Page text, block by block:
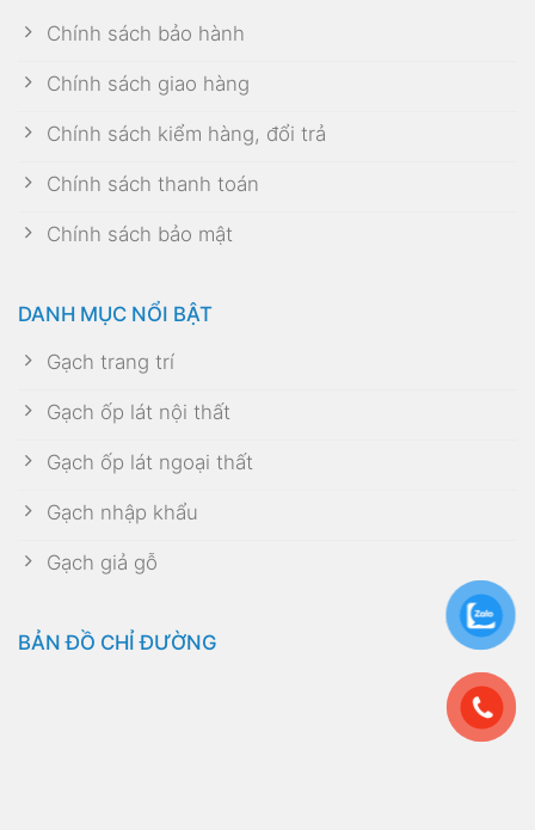
Chính sách bảo hành
Chính sách giao hàng
Chính sách kiểm hàng, đổi trả
Chính sách thanh toán
Chính sách bảo mật
DANH MỤC NỔI BẬT
Gạch trang trí
Gạch ốp lát nội thất
Gạch ốp lát ngoại thất
Gạch nhập khẩu
Gạch giả gỗ
BẢN ĐỒ CHỈ ĐƯỜNG